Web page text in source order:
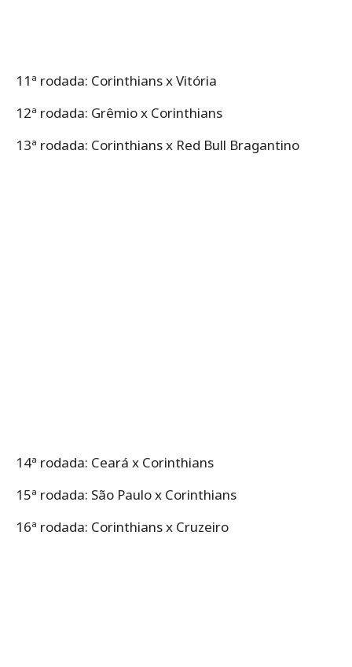
11ª rodada: Corinthians x Vitória
12ª rodada: Grêmio x Corinthians
13ª rodada: Corinthians x Red Bull Bragantino
14ª rodada: Ceará x Corinthians
15ª rodada: São Paulo x Corinthians
16ª rodada: Corinthians x Cruzeiro